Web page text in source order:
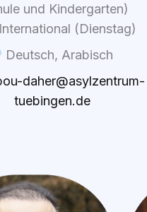
und Kin­der­gar­ten)
(Diens­tag)
Deutsch, Ara­bisch
daher@asylzentrum-
tue​bin​gen​.de